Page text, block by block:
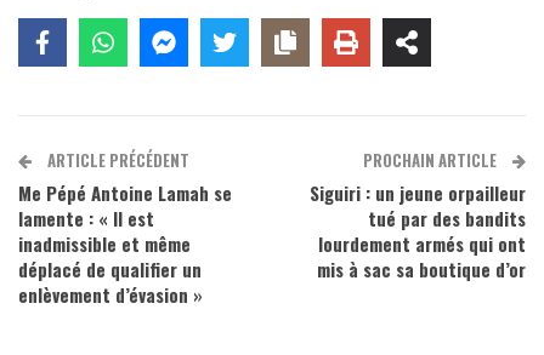
ARTICLE PRÉCÉDENT
Me Pépé Antoine Lamah se
lamente : « Il est
inadmissible et même
déplacé de qualifier un
enlèvement d’évasion »
PROCHAIN ARTICLE
Siguiri : un jeune orpailleur
tué par des bandits
lourdement armés qui ont
mis à sac sa boutique d’or